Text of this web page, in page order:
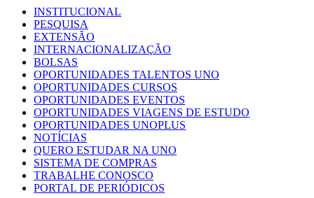
INSTITUCIONAL
PESQUISA
EXTENSÃO
INTERNACIONALIZAÇÃO
BOLSAS
OPORTUNIDADES TALENTOS UNO
OPORTUNIDADES CURSOS
OPORTUNIDADES EVENTOS
OPORTUNIDADES VIAGENS DE ESTUDO
OPORTUNIDADES UNOPLUS
NOTÍCIAS
QUERO ESTUDAR NA UNO
SISTEMA DE COMPRAS
TRABALHE CONOSCO
PORTAL DE PERIÓDICOS